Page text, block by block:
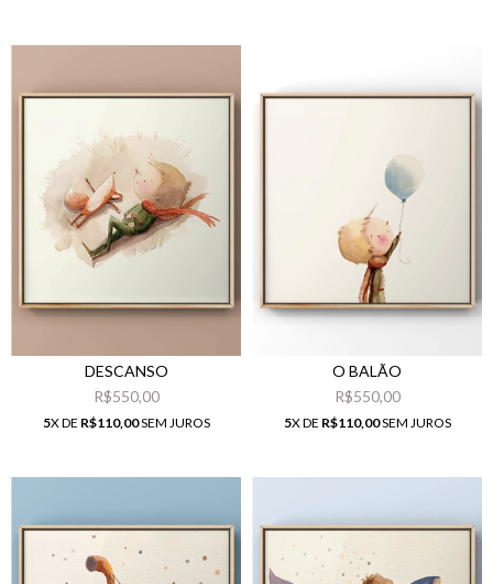
DESCANSO
R$550,00
5X DE R$110,00SEM JUROS
O BALÃO
R$550,00
5X DE R$110,00SEM JUROS